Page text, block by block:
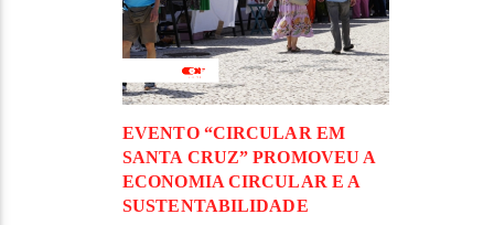
EVENTO “CIRCULAR EM
SANTA CRUZ” PROMOVEU A
ECONOMIA CIRCULAR E A
SUSTENTABILIDADE